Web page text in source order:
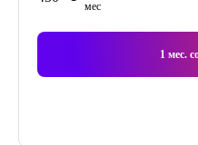
мес
1 мес.